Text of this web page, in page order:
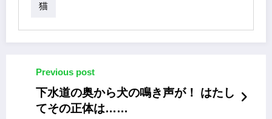
猫
Previous post
下水道の奥から犬の鳴き声が！ はたし
てその正体は……